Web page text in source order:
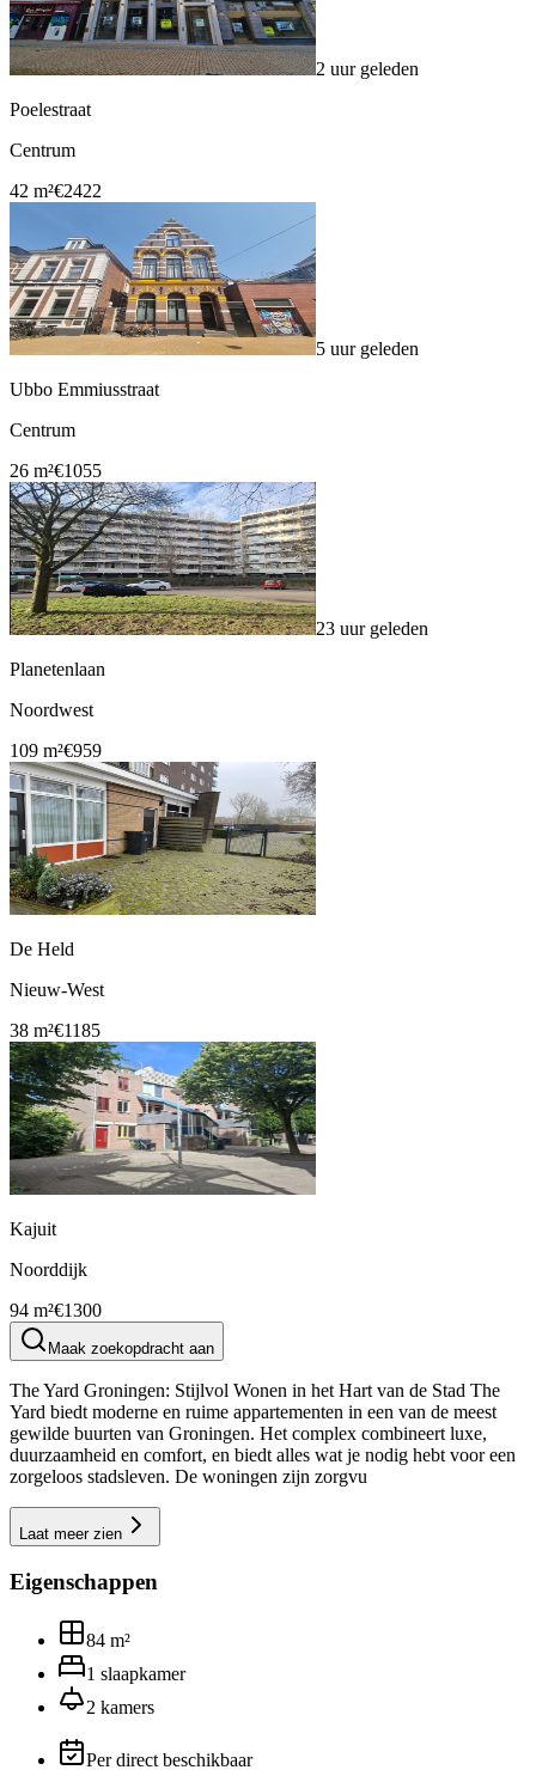
2 uur geleden
Poelestraat
Centrum
42 m²€2422
5 uur geleden
Ubbo Emmiusstraat
Centrum
26 m²€1055
23 uur geleden
Planetenlaan
Noordwest
109 m²€959
De Held
Nieuw-West
38 m²€1185
Kajuit
Noorddijk
94 m²€1300
Maak zoekopdracht aan
The Yard Groningen: Stijlvol Wonen in het Hart van de Stad The
Yard biedt moderne en ruime appartementen in een van de meest
gewilde buurten van Groningen. Het complex combineert luxe,
duurzaamheid en comfort, en biedt alles wat je nodig hebt voor een
zorgeloos stadsleven. De woningen zijn zorgvu
Laat meer zien
Eigenschappen
84 m²
1 slaapkamer
2 kamers
Per direct beschikbaar